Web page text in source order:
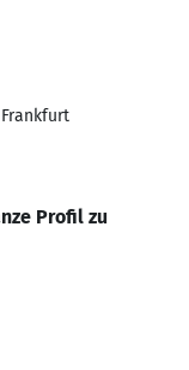
Profil zu